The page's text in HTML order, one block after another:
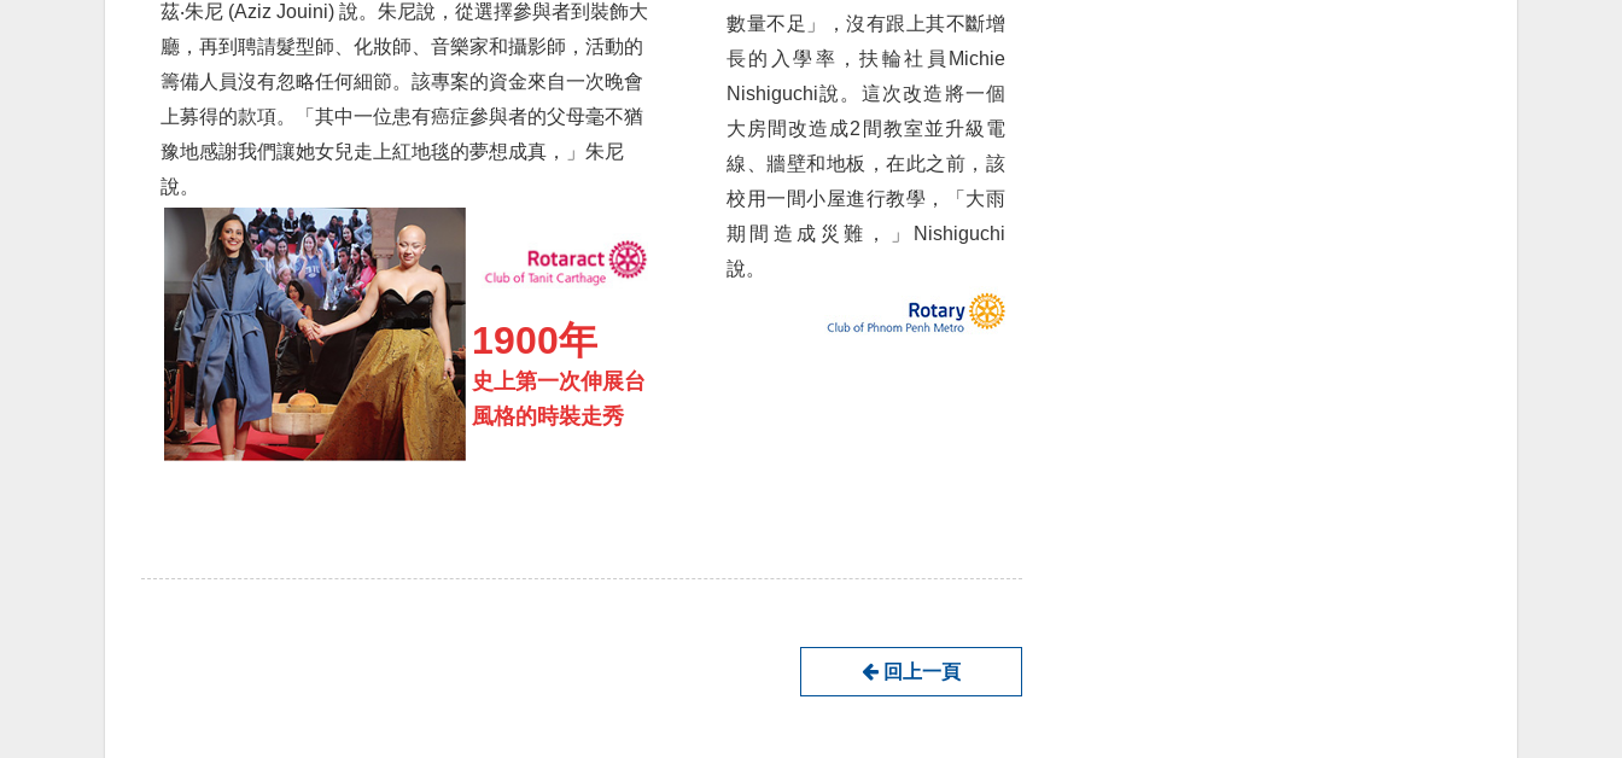
茲‧朱尼 (Aziz Jouini) 說。朱尼說，從選擇參與者到裝飾大
廳，再到聘請髮型師、化妝師、音樂家和攝影師，活動的
籌備人員沒有忽略任何細節。該專案的資金來自一次晚會
上募得的款項。「其中一位患有癌症參與者的父母毫不猶
豫地感謝我們讓她女兒走上紅地毯的夢想成真，」朱尼
說。
1900年
史上第一次伸展台
風格的時裝走秀
數量不足」，沒有跟上其不斷增
長的入學率，扶輪社員Michie
Nishiguchi說。這次改造將一個
大房間改造成2間教室並升級電
線、牆壁和地板，在此之前，該
校用一間小屋進行教學，「大雨
期間造成災難，」Nishiguchi
說。
回上一頁